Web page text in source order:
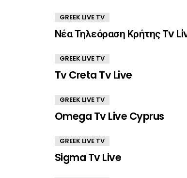
GREEK LIVE TV
Νέα Τηλεόραση Κρήτης Tv
GREEK LIVE TV
Tv Creta Tv Live
GREEK LIVE TV
Omega Tv Live Cyprus
GREEK LIVE TV
Sigma Tv Live